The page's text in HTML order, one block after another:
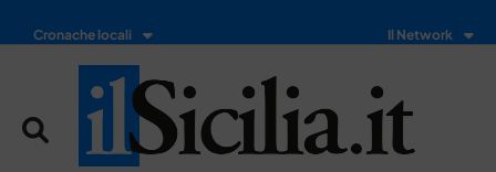
Cronache locali Il Network